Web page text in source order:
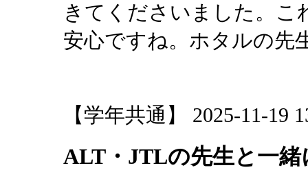
きてくださいました。こ
安心ですね。ホタルの先
【学年共通】 2025-11-19
ALT・JTLの先生と一緒